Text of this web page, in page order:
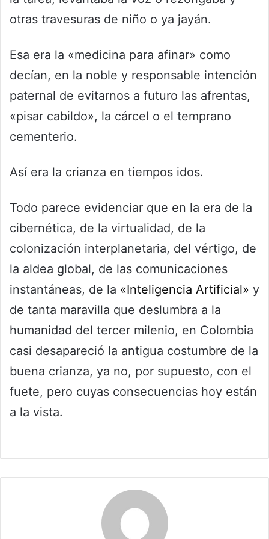
otras travesuras de niño o ya jayán.
Esa era la «medicina para afinar» como
decían, en la noble y responsable intención
paternal de evitarnos a futuro las afrentas,
«pisar cabildo», la cárcel o el temprano
cementerio.
Así era la crianza en tiempos idos.
Todo parece evidenciar que en la era de la
cibernética, de la virtualidad, de la
colonización interplanetaria, del vértigo, de
la aldea global, de las comunicaciones
instantáneas, de la «Inteligencia Artificial» y
de tanta maravilla que deslumbra a la
humanidad del tercer milenio, en Colombia
casi desapareció la antigua costumbre de la
buena crianza, ya no, por supuesto, con el
fuete, pero cuyas consecuencias hoy están
a la vista.